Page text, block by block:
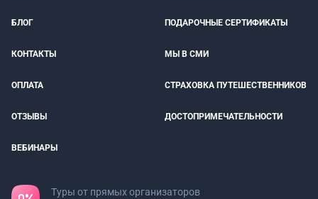
БЛОГ ПОДАРОЧНЫЕ СЕРТИФИКАТЫ
КОНТАКТЫ МЫ В СМИ
ОПЛАТА СТРАХОВКА ПУТЕШЕСТВЕННИКОВ
ОТЗЫВЫ ДОСТОПРИМЕЧАТЕЛЬНОСТИ
ВЕБИНАРЫ
Туры от прямых организаторов